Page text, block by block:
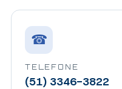
☎
TELEFONE
(51) 3346-3822